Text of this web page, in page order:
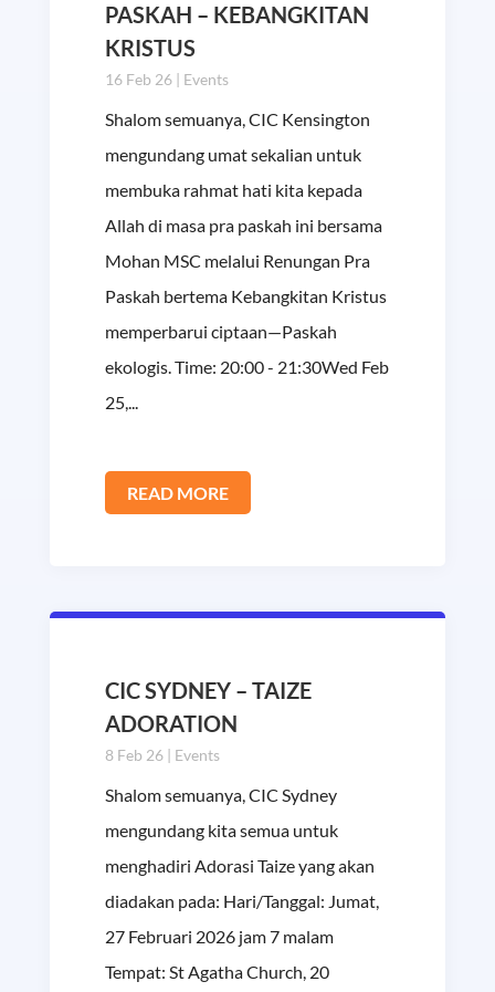
PASKAH – KEBANGKITAN
KRISTUS
16 Feb 26| Events
Shalom semuanya, CIC Kensington
mengundang umat sekalian untuk
membuka rahmat hati kita kepada
Allah di masa pra paskah ini bersama
Mohan MSC melalui Renungan Pra
Paskah bertema Kebangkitan Kristus
memperbarui ciptaan—Paskah
ekologis. Time: 20:00 - 21:30Wed Feb
25,...
READ MORE
CIC SYDNEY – TAIZE
ADORATION
8 Feb 26| Events
Shalom semuanya, CIC Sydney
mengundang kita semua untuk
menghadiri Adorasi Taize yang akan
diadakan pada: Hari/Tanggal: Jumat,
27 Februari 2026 jam 7 malam
Tempat: St Agatha Church, 20